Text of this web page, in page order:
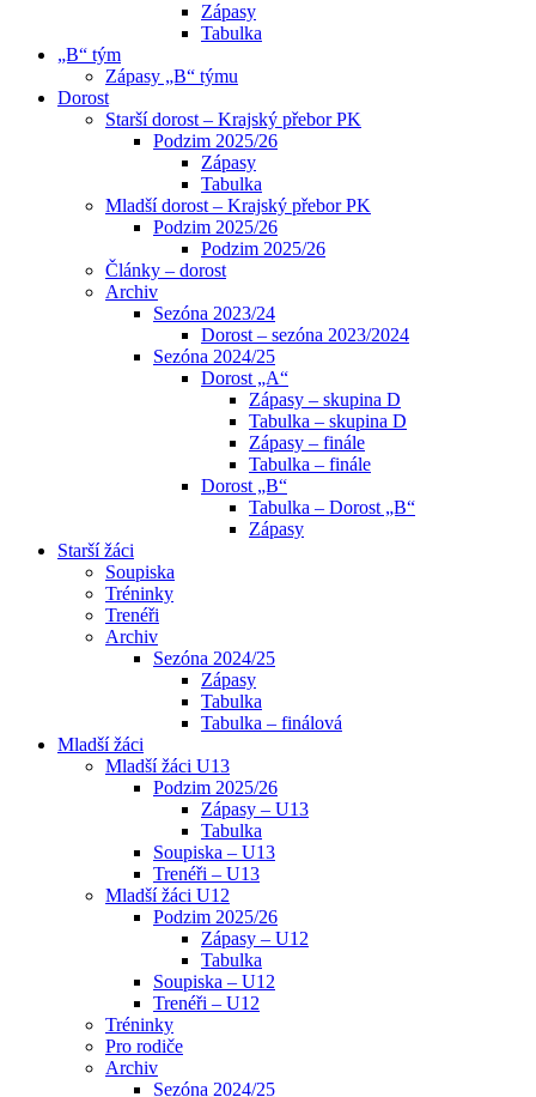
Zápasy
Tabulka
„B“ tým
Zápasy „B“ týmu
Dorost
Starší dorost – Krajský přebor PK
Podzim 2025/26
Zápasy
Tabulka
Mladší dorost – Krajský přebor PK
Podzim 2025/26
Podzim 2025/26
Články – dorost
Archiv
Sezóna 2023/24
Dorost – sezóna 2023/2024
Sezóna 2024/25
Dorost „A“
Zápasy – skupina D
Tabulka – skupina D
Zápasy – finále
Tabulka – finále
Dorost „B“
Tabulka – Dorost „B“
Zápasy
Starší žáci
Soupiska
Tréninky
Trenéři
Archiv
Sezóna 2024/25
Zápasy
Tabulka
Tabulka – finálová
Mladší žáci
Mladší žáci U13
Podzim 2025/26
Zápasy – U13
Tabulka
Soupiska – U13
Trenéři – U13
Mladší žáci U12
Podzim 2025/26
Zápasy – U12
Tabulka
Soupiska – U12
Trenéři – U12
Tréninky
Pro rodiče
Archiv
Sezóna 2024/25